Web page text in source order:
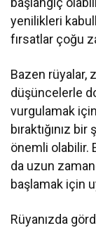
yenilikleri
fırsatlar çoğu
Bazen rüyalar,
düşüncelerle
vurgulamak
bıraktığınız
önemli olabilir.
da uzun
başlamak için
Rüyanızda